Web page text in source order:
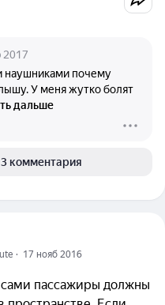
2017
наушниками почему
У меня жутко болят
дальше
комментария
· 17 нояб 2016
пассажиры должны